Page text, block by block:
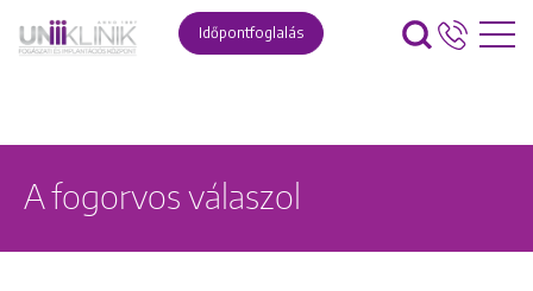
Időpontfoglalás
A fogorvos válaszol